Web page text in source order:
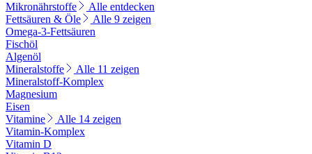
Mikronährstoffe
Alle entdecken
Fettsäuren & Öle
Alle 9 zeigen
Omega-3-Fettsäuren
Fischöl
Algenöl
Mineralstoffe
Alle 11 zeigen
Mineralstoff-Komplex
Magnesium
Eisen
Vitamine
Alle 14 zeigen
Vitamin-Komplex
Vitamin D